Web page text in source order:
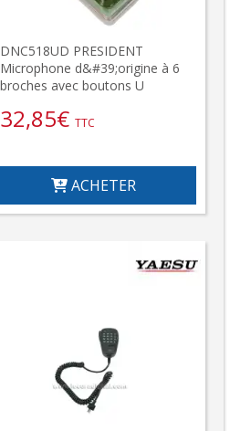
DNC518UD PRESIDENT
Microphone d&#39;origine à 6
broches avec boutons U
32,85€ TTC
ACHETER